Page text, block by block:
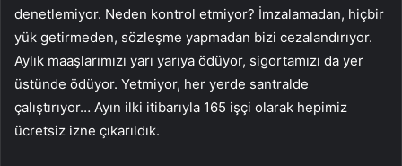
denetlemiyor. Neden kontrol etmiyor? İmzalamadan, hiçbir
yük getirmeden, sözleşme yapmadan bizi cezalandırıyor.
Aylık maaşlarımızı yarı yarıya ödüyor, sigortamızı da yer
üstünde ödüyor. Yetmiyor, her yerde santralde
çalıştırıyor… Ayın ilki itibarıyla 165 işçi olarak hepimiz
ücretsiz izne çıkarıldık.